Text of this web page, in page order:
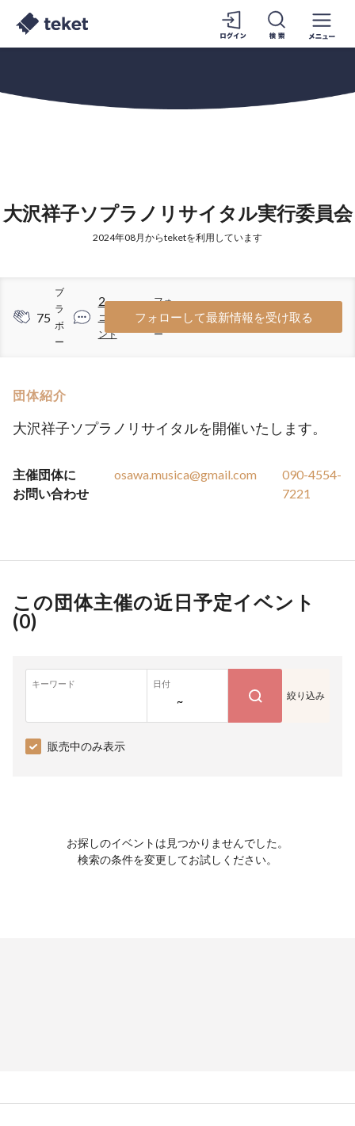
大沢祥子ソプラノリサイタル実行委員会
2024年08月からteketを利用しています
75
ブ
ラ
ボ
ー
2
コメ
ント
3
フォ
ロワ
ー
フォローして最新情報を受け取る
団体紹介
大沢祥子ソプラノリサイタルを開催いたします。
主催団体に
お問い合わせ
osawa.musica@gmail.com
090-4554-
7221
この団体主催の近日予定イベント
(0)
キーワード 日付
~ 絞り込み
販売中のみ表示
お探しのイベントは見つかりませんでした。
検索の条件を変更してお試しください。